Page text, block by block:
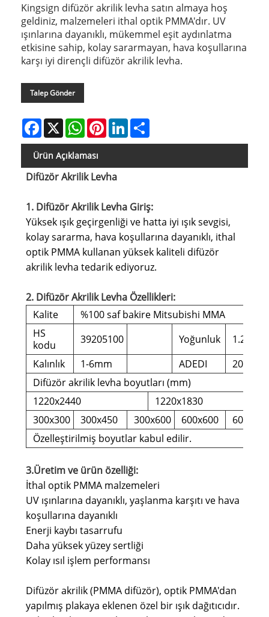
Kingsign difüzör akrilik levha satın almaya hoş
geldiniz, malzemeleri ithal optik PMMA'dır. UV
ışınlarına dayanıklı, mükemmel eşit aydınlatma
etkisine sahip, kolay sararmayan, hava koşullarına
karşı iyi dirençli difüzör akrilik levha.
Talep Gönder
Facebook
X WhatsAppPinterestLinkedIn
Ürün Açıklaması
Difüzör Akrilik Levha
1. Difüzör Akrilik Levha Giriş:
Yüksek ışık geçirgenliği ve hatta iyi ışık sevgisi,
kolay sararma, hava koşullarına dayanıklı, ithal
optik PMMA kullanan yüksek kaliteli difüzör
akrilik levha tedarik ediyoruz.
2. Difüzör Akrilik Levha Özellikleri:
Kalite
%100 saf bakire Mitsubishi MMA
HS
kodu
39205100 Yoğunluk
1.2g/
Kalınlık
1-6mm ADEDI
200kg
Difüzör akrilik levha boyutları (mm)
1220x2440
1220x1830
300x300
300x450 300x600 600x600
Özelleştirilmiş boyutlar kabul edilir.
3.Üretim ve ürün özelliği:
İthal optik PMMA malzemeleri
UV ışınlarına dayanıklı, yaşlanma karşıtı ve hava
koşullarına dayanıklı
Enerji kaybı tasarrufu
Daha yüksek yüzey sertliği
Kolay ısıl işlem performansı
Difüzör akrilik (PMMA difüzör), optik PMMA'dan
yapılmış plakaya eklenen özel bir ışık dağıtıcıdır.